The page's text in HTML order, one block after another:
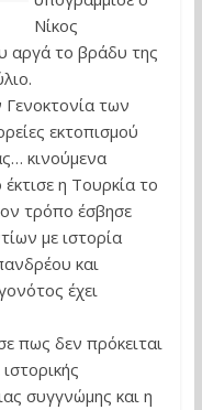
Νίκος
αργά το βράδυ της
των
εκτοπισμού
κινούμενα
η Τουρκία το
τρόπο έσβησε
με ιστορία
και
έχει
πως δεν πρόκειται
συγγνώμης και η